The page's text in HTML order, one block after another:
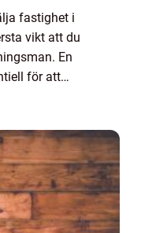
fastighet i
vikt att du
En
för att